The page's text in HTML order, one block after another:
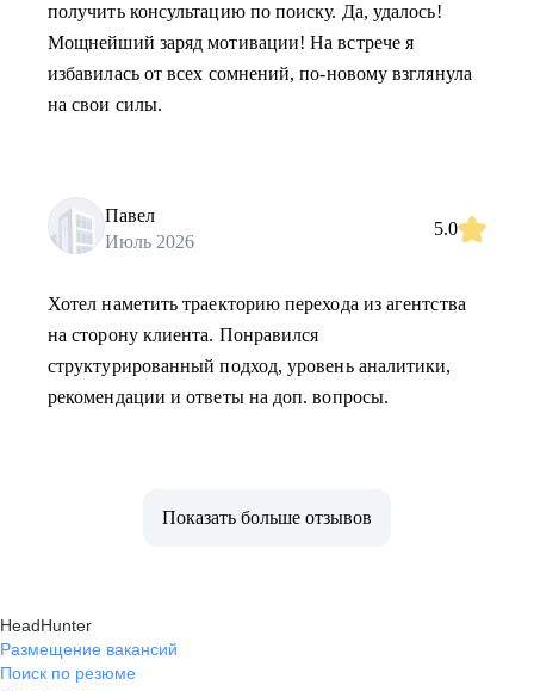
получить консультацию по поиску. Да, удалось!
Мощнейший заряд мотивации! На встрече я
избавилась от всех сомнений, по-новому взглянула
на свои силы.
Павел
Июль 2026
5.0
Хотел наметить траекторию перехода из агентства
на сторону клиента. Понравился
структурированный подход, уровень аналитики,
рекомендации и ответы на доп. вопросы.
Показать больше отзывов
HeadHunter
Размещение вакансий
Поиск по резюме